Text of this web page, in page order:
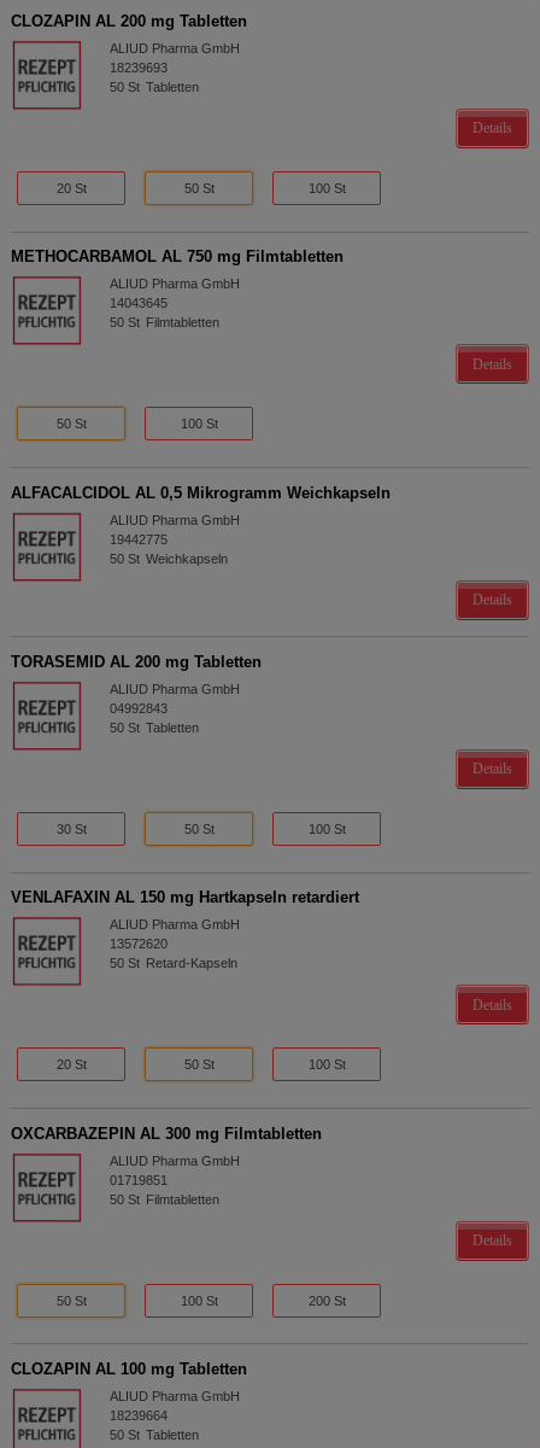
CLOZAPIN AL 200 mg Tabletten
ALIUD Pharma GmbH
18239693
50 St Tabletten
Details
20 St 50 St 100 St
METHOCARBAMOL AL 750 mg Filmtabletten
ALIUD Pharma GmbH
14043645
50 St Filmtabletten
Details
50 St 100 St
ALFACALCIDOL AL 0,5 Mikrogramm Weichkapseln
ALIUD Pharma GmbH
19442775
50 St Weichkapseln
Details
TORASEMID AL 200 mg Tabletten
ALIUD Pharma GmbH
04992843
50 St Tabletten
Details
30 St 50 St 100 St
VENLAFAXIN AL 150 mg Hartkapseln retardiert
ALIUD Pharma GmbH
13572620
50 St Retard-Kapseln
Details
20 St 50 St 100 St
OXCARBAZEPIN AL 300 mg Filmtabletten
ALIUD Pharma GmbH
01719851
50 St Filmtabletten
Details
50 St 100 St 200 St
CLOZAPIN AL 100 mg Tabletten
ALIUD Pharma GmbH
18239664
50 St Tabletten